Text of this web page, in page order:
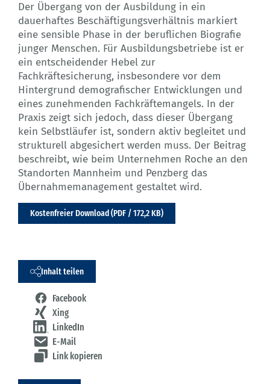
Der Übergang von der Ausbildung in ein
dauerhaftes Beschäftigungsverhältnis markiert
eine sensible Phase in der beruflichen Biografie
junger Menschen. Für Ausbildungsbetriebe ist er
ein entscheidender Hebel zur
Fachkräftesicherung, insbesondere vor dem
Hintergrund demografischer Entwicklungen und
eines zunehmenden Fachkräftemangels. In der
Praxis zeigt sich jedoch, dass dieser Übergang
kein Selbstläufer ist, sondern aktiv begleitet und
strukturell abgesichert werden muss. Der Beitrag
beschreibt, wie beim Unternehmen Roche an den
Standorten Mannheim und Penzberg das
Übernahmemanagement gestaltet wird.
Kostenfreier Download (PDF / 172,2 KB)
Inhalt teilen
Facebook
Xing
LinkedIn
E-Mail
Link kopieren